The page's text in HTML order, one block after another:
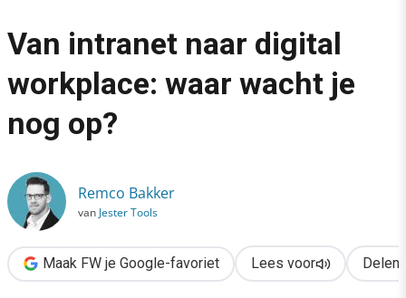
Marketing
›
Van intranet naar digital workplace: waar wacht je nog op?
Van intranet naar digital
workplace: waar wacht je
nog op?
Remco Bakker
van Jester Tools
Maak FW je Google-favoriet Lees voor Delen